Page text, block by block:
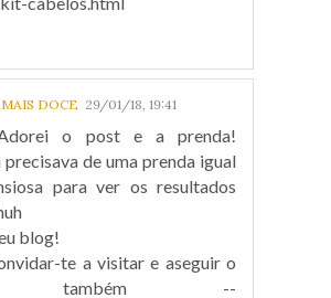
DOCE 29/01/18, 19:41
o post e a prenda!
precisava de uma prenda igual
para ver os resultados
blog!
te a visitar e aseguir o
também --